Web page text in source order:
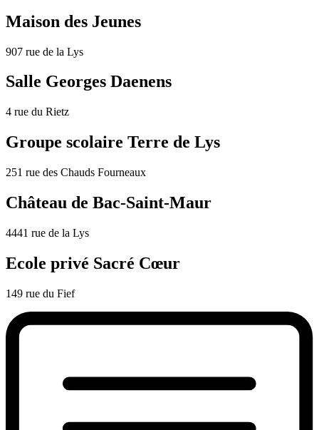
Maison des Jeunes
907 rue de la Lys
Salle Georges Daenens
4 rue du Rietz
Groupe scolaire Terre de Lys
251 rue des Chauds Fourneaux
Château de Bac-Saint-Maur
4441 rue de la Lys
Ecole privé Sacré Cœur
149 rue du Fief